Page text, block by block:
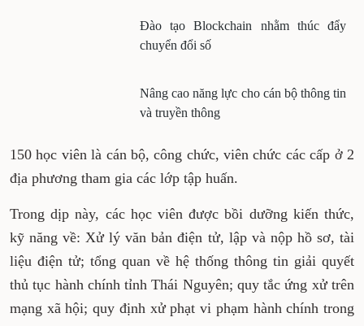
Đào tạo Blockchain nhằm thúc đẩy
chuyển đổi số
Nâng cao năng lực cho cán bộ thông tin
và truyền thông
150 học viên là cán bộ, công chức, viên chức các cấp ở 2
địa phương tham gia các lớp tập huấn.
Trong dịp này, các học viên được bồi dưỡng kiến thức,
kỹ năng về: Xử lý văn bản điện tử, lập và nộp hồ sơ, tài
liệu điện tử; tổng quan về hệ thống thông tin giải quyết
thủ tục hành chính tỉnh Thái Nguyên; quy tắc ứng xử trên
mạng xã hội; quy định xử phạt vi phạm hành chính trong